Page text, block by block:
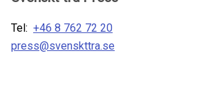
Tel: +46 8 762 72 20
press@svenskttra.se